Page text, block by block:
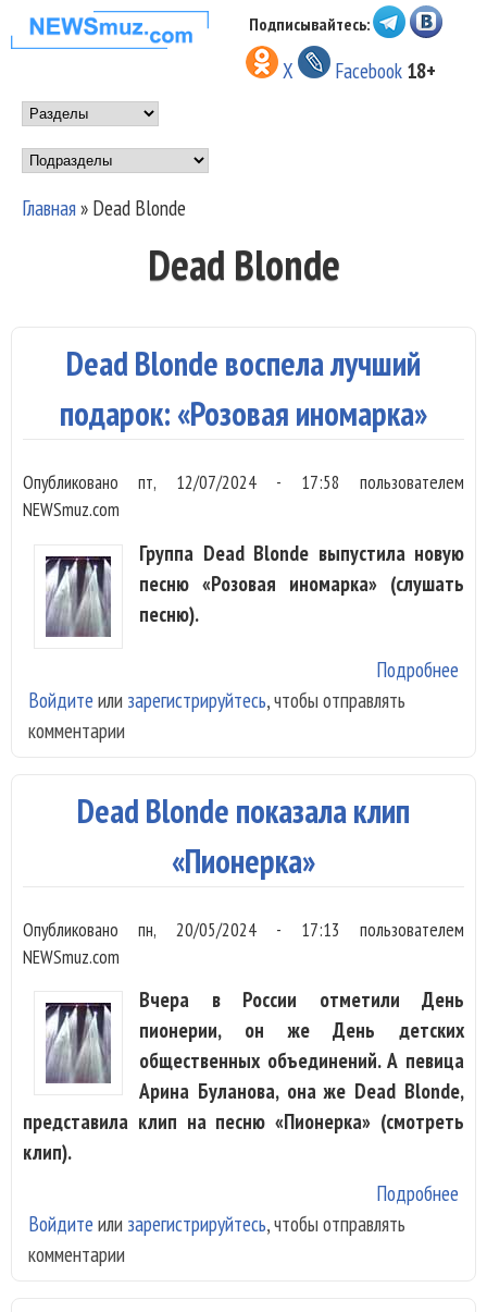
Перейти к основному
содержанию
НОВОСТИ
МУЗЫКИ И
ШОУ БИЗНЕСА
NEWSMUZ.COM
Подписывайтесь:
X Facebook 18+
Main menu
Подразделы
Главная» Dead Blonde
Dead Blonde
Dead Blonde воспела лучший
подарок: «Розовая иномарка»
Опубликованопт, 12/07/2024 - 17:58 пользователем
NEWSmuz.com
Группа Dead Blonde выпустила новую
песню «Розовая иномарка» (слушать
песню).
Подробнее
Войдите или зарегистрируйтесь, чтобы отправлять
комментарии
Dead Blonde показала клип
«Пионерка»
Опубликованопн, 20/05/2024 - 17:13 пользователем
NEWSmuz.com
Вчера в России отметили День
пионерии, он же День детских
общественных объединений. А певица
Арина Буланова, она же Dead Blonde,
представила клип на песню «Пионерка» (смотреть
клип).
Подробнее
Войдите или зарегистрируйтесь, чтобы отправлять
комментарии